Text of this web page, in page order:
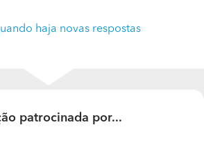
de Magos. Objetos constituídos
haja novas respostas
patrocinada por...